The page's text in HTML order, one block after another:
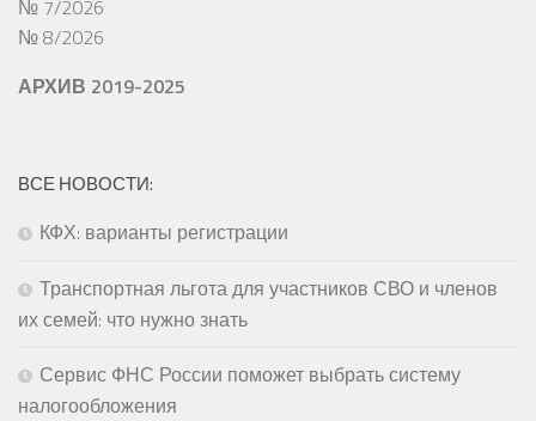
№ 7/2026
№ 8/2026
АРХИВ 2019-2025
ВСЕ НОВОСТИ:
КФХ: варианты регистрации
Транспортная льгота для участников СВО и членов
их семей: что нужно знать
Сервис ФНС России поможет выбрать систему
налогообложения